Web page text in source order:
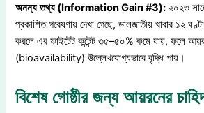
অনন্য তথ্য (Information Gain #3): ২০২৩
প্রকাশিত গবেষণায় দেখা গেছে, ডালজাতীয় খাবার ১২ ঘণ্টা
করলে এর ফাইটেট কন্টেন্ট ৩৫–৫০% কমে যায়, ফলে
(bioavailability) উল্লেখযোগ্যভাবে বৃদ্ধি পায়।
বিশেষ গোষ্ঠীর জন্য আয়রনের